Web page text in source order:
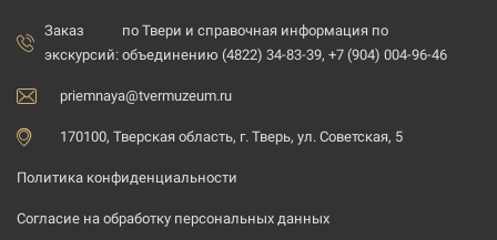
Заказ
экскурсий:
по Твери и справочная информация по
объединению (4822) 34-83-39, +7 (904) 004-96-46
priemnaya@tvermuzeum.ru
170100, Тверская область, г. Тверь, ул. Советская, 5
Политика конфиденциальности
Согласие на обработку персональных данных